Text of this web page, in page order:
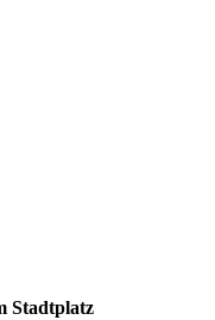
Stadtplatz